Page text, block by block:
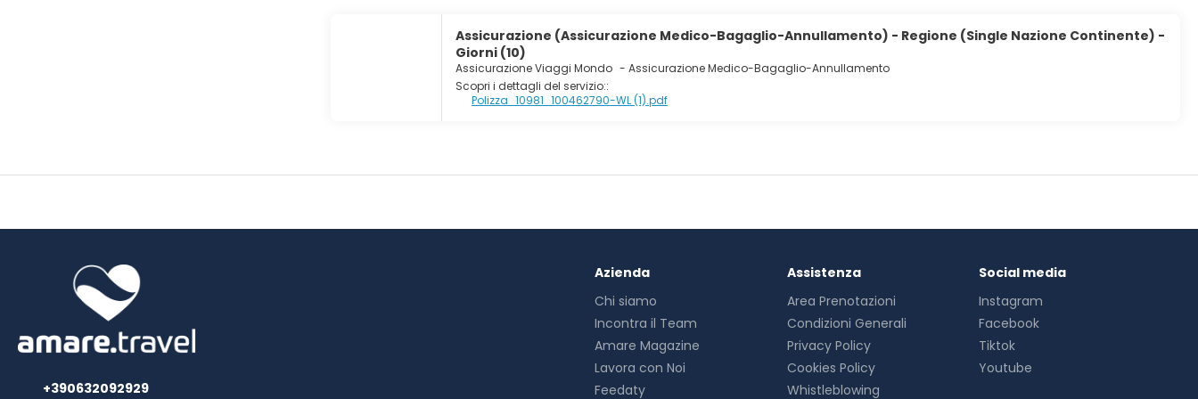
Assicurazione (Assicurazione Medico-Bagaglio-Annullamento) - Regione (Single Nazione Continente) -
Giorni (10)
Assicurazione Viaggi Mondo - Assicurazione Medico-Bagaglio-Annullamento
Scopri i dettagli del servizio::
Polizza_10981_100462790-WL (1).pdf
+390632092929
Azienda
Chi siamo
Incontra il Team
Amare Magazine
Lavora con Noi
Feedaty
Assistenza
Area Prenotazioni
Condizioni Generali
Privacy Policy
Cookies Policy
Whistleblowing
Social media
Instagram
Facebook
Tiktok
Youtube